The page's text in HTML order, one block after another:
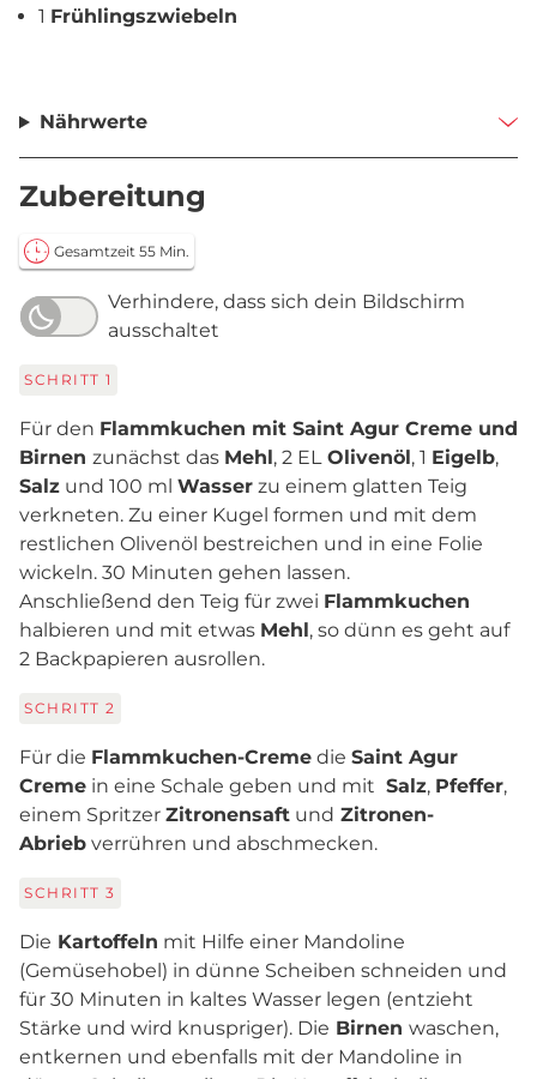
1 Frühlingszwiebeln
Nährwerte
Zubereitung
Gesamtzeit 55 Min.
Verhindere, dass sich dein Bildschirm
ausschaltet
SCHRITT 1
Für den Flammkuchen mit Saint Agur Creme und
Birnen zunächst das Mehl, 2 ELOlivenöl, 1 Eigelb,
Salz und 100 ml Wasser zu einem glatten Teig
verkneten. Zu einer Kugel formen und mit dem
restlichen Olivenöl bestreichen und in eine Folie
wickeln. 30 Minuten gehen lassen.
Anschließend den Teig für zwei Flammkuchen
halbieren und mit etwas Mehl, so dünn es geht auf
2 Backpapieren ausrollen.
SCHRITT 2
Für die Flammkuchen-Creme die Saint Agur
Creme in eine Schale geben und mit Salz, Pfeffer,
einem Spritzer Zitronensaft und Zitronen-
Abrieb verrühren und abschmecken.
SCHRITT 3
Die Kartoffeln mit Hilfe einer Mandoline
(Gemüsehobel) in dünne Scheiben schneiden und
für 30 Minuten in kaltes Wasser legen (entzieht
Stärke und wird knuspriger). Die Birnen waschen,
entkernen und ebenfalls mit der Mandoline in